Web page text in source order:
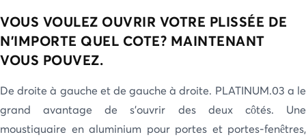
VOUS VOULEZ OUVRIR VOTRE PLISSÉE DE
N'IMPORTE QUEL COTE? MAINTENANT
VOUS POUVEZ.
De droite à gauche et de gauche à droite. PLATINUM.03 a le
grand avantage de s'ouvrir des deux côtés. Une
moustiquaire en aluminium pour portes et portes-fenêtres,